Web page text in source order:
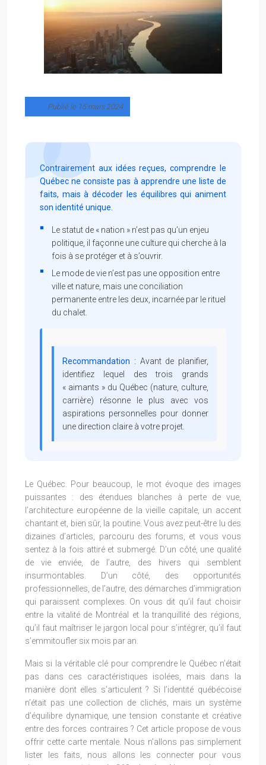
Publié le 15 mars 2024
Contrairement aux idées reçues, comprendre le
Québec ne consiste pas à apprendre une liste de
faits, mais à décoder les équilibres qui animent
son identité unique.
Le statut de « nation » n’est pas qu’un enjeu
politique, il façonne une culture qui cherche à la
fois à se protéger et à s’ouvrir.
Le mode de vie n’est pas une opposition entre
ville et nature, mais une conciliation
permanente entre les deux, incarnée par le rituel
du chalet.
Recommandation : Avant de planifier,
identifiez lequel des trois grands
« aimants » du Québec (nature, culture,
carrière) résonne le plus avec vos
aspirations personnelles pour donner
une direction claire à votre projet.
Le Québec. Pour beaucoup, le mot évoque des images
puissantes : des étendues blanches à perte de vue,
l’architecture européenne de la vieille capitale, un accent
chantant et, bien sûr, la poutine. Vous avez peut-être lu des
dizaines d’articles, parcouru des forums, et vous vous
sentez à la fois attiré et submergé. D’un côté, une qualité
de vie enviée, de l’autre, des hivers qui semblent
insurmontables. D’un côté, des opportunités
professionnelles, de l’autre, des démarches d’immigration
qui paraissent complexes. On vous dit qu’il faut choisir
entre la vitalité de Montréal et la tranquillité des régions,
qu’il faut maîtriser le jargon local pour s’intégrer, qu’il faut
s’emmitoufler six mois par an.
Mais si la véritable clé pour comprendre le Québec n’était
pas dans ces caractéristiques isolées, mais dans la
manière dont elles s’articulent ? Si l’identité québécoise
n’était pas une collection de clichés, mais un système
d’équilibre dynamique, une tension constante et créative
entre des forces contraires ? Cet article propose de vous
offrir cette carte mentale. Nous n’allons pas simplement
lister les faits, nous allons les connecter pour vous